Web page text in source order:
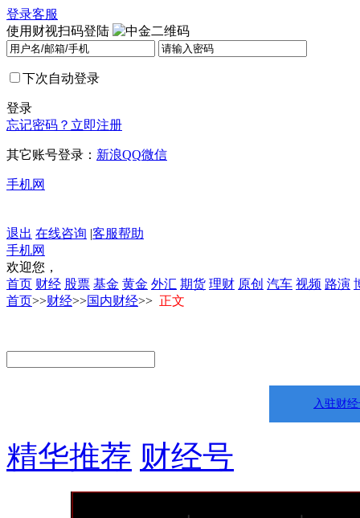
登录客服
使用财视扫码登陆
下次自动登录
登录
忘记密码？ 立即注册
其它账号登录： 新浪QQ微信
手机网
退出 在线咨询 |客服帮助
手机网
欢迎您，
首页 财经 股票 基金 黄金 外汇 期货 理财 原创 汽车 视频 路演
首页>>财经>>国内财经>> 正文
入驻财
精华推荐 财经号